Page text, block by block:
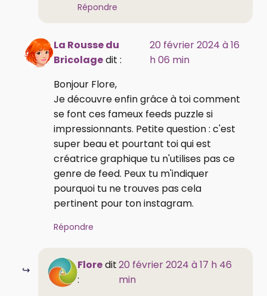
Répondre
La Rousse du
Bricolagedit :
20 février 2024 à 16
h 06 min
Bonjour Flore,
Je découvre enfin grâce à toi comment
se font ces fameux feeds puzzle si
impressionnants. Petite question : c'est
super beau et pourtant toi qui est
créatrice graphique tu n'utilises pas ce
genre de feed. Peux tu m'indiquer
pourquoi tu ne trouves pas cela
pertinent pour ton instagram.
Répondre
Floredit
:
20 février 2024 à 17 h 46
min